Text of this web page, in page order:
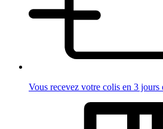
Vous recevez votre colis en 3 jours